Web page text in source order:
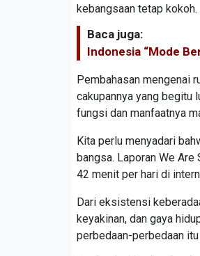
kebangsaan tetap kokoh.
Baca juga:
Indonesia “Mode
Pembahasan mengenai
cakupannya yang begitu
fungsi dan manfaatnya
Kita perlu menyadari
bangsa. Laporan We
42 menit per hari di
Dari eksistensi
keyakinan, dan gaya
perbedaan-perbedaan